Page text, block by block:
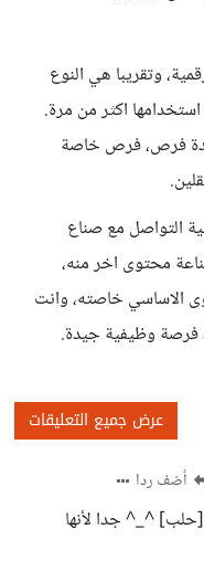
وتقريبا هي النوع
اكثر من مرة.
عدة فرص، فرص خاصة
التواصل مع صناع
محتوى اخر منه،
الاساسي خاصته، وانت
فرصة وظيفية جيدة.
عرض جميع التعليقات
أضف ردا
^_^ جدا لأنها